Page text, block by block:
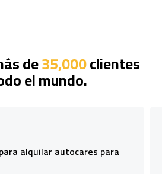
de35,000clientes
el mundo.
alquilar autocares para